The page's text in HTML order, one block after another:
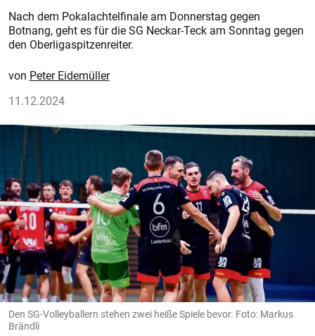
Nach dem Pokalachtelfinale am Donnerstag gegen
Botnang, geht es für die SG Neckar-Teck am Sonntag gegen
den Oberligaspitzenreiter.
Peter Eidemüller
11.12.2024
Den SG-Volleyballern stehen zwei heiße Spiele bevor. Foto: Markus
Brändli